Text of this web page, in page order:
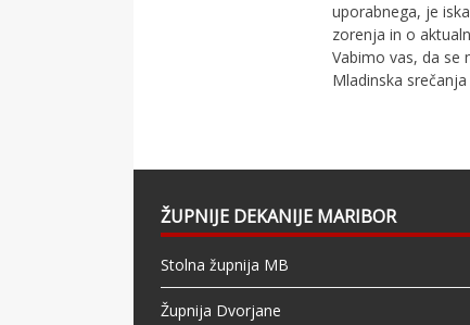
uporabnega, je
zorenja in o
Vabimo vas, da se
Mladinska
ŽUPNIJE DEKANIJE MARIBOR
Stolna župnija MB
Župnija Dvorjane